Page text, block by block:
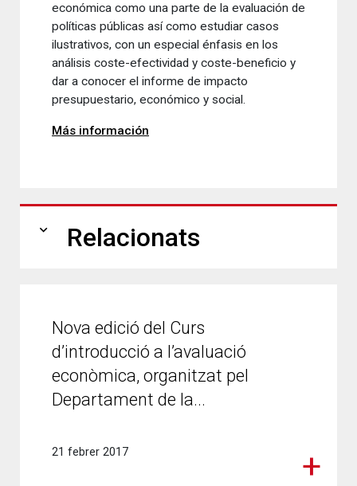
económica como una parte de la evaluación de
políticas públicas así como estudiar casos
ilustrativos, con un especial énfasis en los
análisis coste-efectividad y coste-beneficio y
dar a conocer el informe de impacto
presupuestario, económico y social.
Más información
expand_more Relacionats
Nova edició del Curs
d’introducció a l’avaluació
econòmica, organitzat pel
Departament de la...
21 febrer 2017